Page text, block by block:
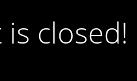
closed!